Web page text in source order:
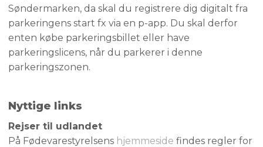
Søndermarken, da skal du registrere dig digitalt fra
parkeringens start fx via en p-app. Du skal derfor
enten købe parkeringsbillet eller have
parkeringslicens, når du parkerer i denne
parkeringszonen.
Nyttige links
Rejser til udlandet
På Fødevarestyrelsens hjemmeside findes regler for